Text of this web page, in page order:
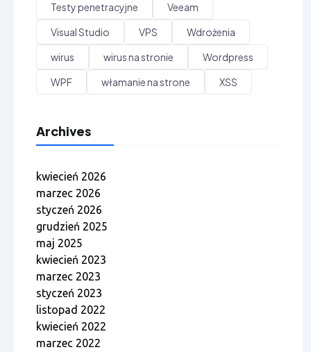
Testy penetracyjne
Veeam
Visual Studio
VPS
Wdrożenia
wirus
wirus na stronie
Wordpress
WPF
włamanie na strone XSS
Archives
kwiecień 2026
marzec 2026
styczeń 2026
grudzień 2025
maj 2025
kwiecień 2023
marzec 2023
styczeń 2023
listopad 2022
kwiecień 2022
marzec 2022